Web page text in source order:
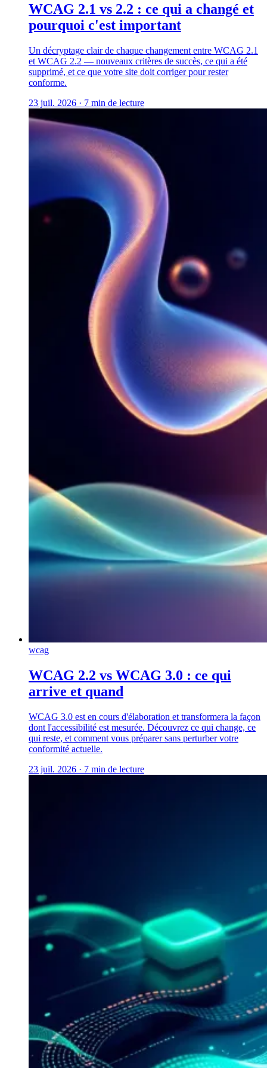
WCAG 2.1 vs 2.2 : ce qui a changé et
pourquoi c'est important
Un décryptage clair de chaque changement entre WCAG 2.1
et WCAG 2.2 — nouveaux critères de succès, ce qui a été
supprimé, et ce que votre site doit corriger pour rester
conforme.
23 juil. 2026 · 7 min de lecture
wcag
WCAG 2.2 vs WCAG 3.0 : ce qui
arrive et quand
WCAG 3.0 est en cours d'élaboration et transformera la façon
dont l'accessibilité est mesurée. Découvrez ce qui change, ce
qui reste, et comment vous préparer sans perturber votre
conformité actuelle.
23 juil. 2026 · 7 min de lecture